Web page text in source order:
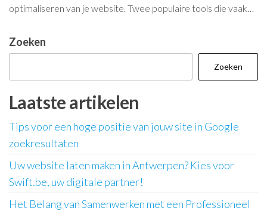
optimaliseren van je website. Twee populaire tools die vaak…
Zoeken
Zoeken
Laatste artikelen
Tips voor een hoge positie van jouw site in Google
zoekresultaten
Uw website laten maken in Antwerpen? Kies voor
Swift.be, uw digitale partner!
Het Belang van Samenwerken met een Professioneel